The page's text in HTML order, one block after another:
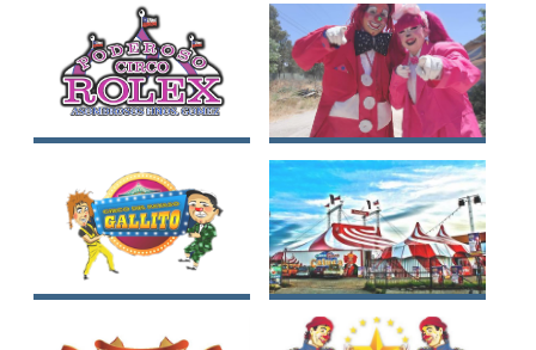
Circo Rolex
Circo Corsario del
Tony Corbata
Circo del Payaso
Circo Tony Caluga